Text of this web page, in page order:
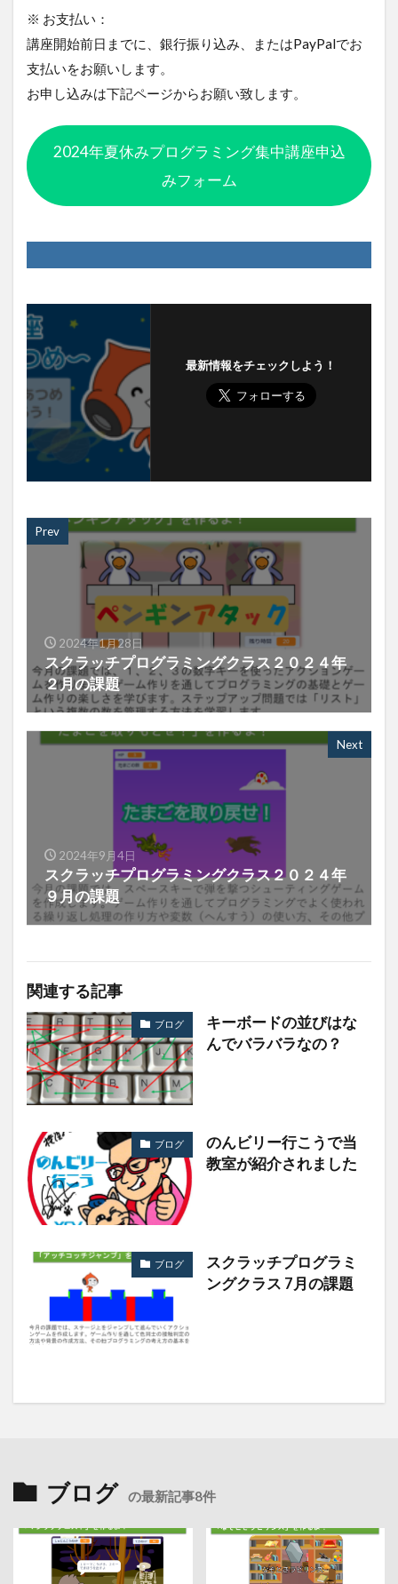
※ お支払い：
講座開始前日までに、銀行振り込み、またはPayPalでお
支払いをお願いします。
お申し込みは下記ページからお願い致します。
2024年夏休みプログラミング集中講座申込
みフォーム
最新情報をチェックしよう！
Prev
2024年1月28日
スクラッチプログラミングクラス２０２４年
２月の課題
Next
2024年9月4日
スクラッチプログラミングクラス２０２４年
９月の課題
関連する記事
ブログ
キーボードの並びはな
んでバラバラなの？
ブログ
のんビリー行こうで当
教室が紹介されました
ブログ
スクラッチプログラミ
ングクラス 7月の課題
ブログ の最新記事8件